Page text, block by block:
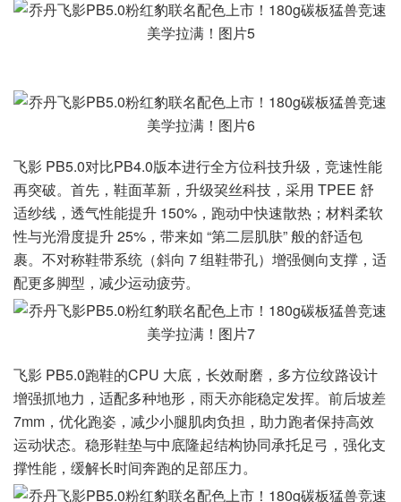
飞影 PB5.0对比PB4.0版本进行全方位科技升级，竞速性能
再突破。首先，鞋面革新，升级巭丝科技，采用 TPEE 舒
适纱线，透气性能提升 150%，跑动中快速散热；材料柔软
性与光滑度提升 25%，带来如 “第二层肌肤” 般的舒适包
裹。不对称鞋带系统（斜向 7 组鞋带孔）增强侧向支撑，适
配更多脚型，减少运动疲劳。
飞影 PB5.0跑鞋的CPU 大底，长效耐磨，多方位纹路设计
增强抓地力，适配多种地形，雨天亦能稳定发挥。前后坡差
7mm，优化跑姿，减少小腿肌肉负担，助力跑者保持高效
运动状态。稳形鞋垫与中底隆起结构协同承托足弓，强化支
撑性能，缓解长时间奔跑的足部压力。